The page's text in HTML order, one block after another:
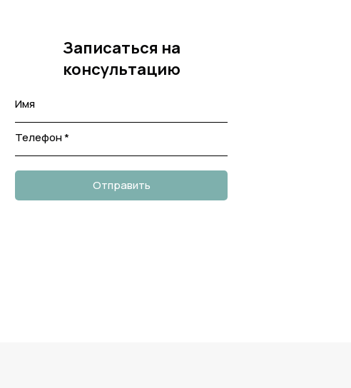
Имя
Телефон *
Отправить
Записаться на
консультацию